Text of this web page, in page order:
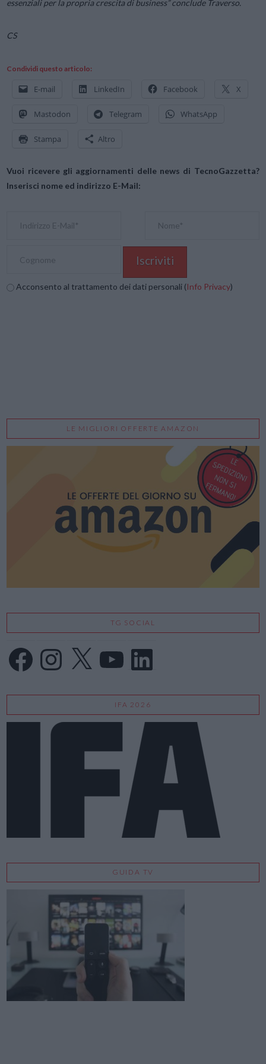
essenziali per la propria crescita di business” conclude Traverso.
CS
Condividi questo articolo:
E-mail LinkedIn Facebook X
Mastodon Telegram WhatsApp
Stampa Altro
Vuoi ricevere gli aggiornamenti delle news di TecnoGazzetta?
Inserisci nome ed indirizzo E-Mail:
Acconsento al trattamento dei dati personali (Info Privacy)
LE MIGLIORI OFFERTE AMAZON
TG SOCIAL
FacebookInstagram
X LinkedIn
IFA 2026
GUIDA TV